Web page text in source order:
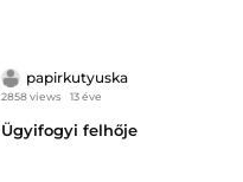
papirkutyuska
2858 views 13 éve
Ügyifogyi felhője